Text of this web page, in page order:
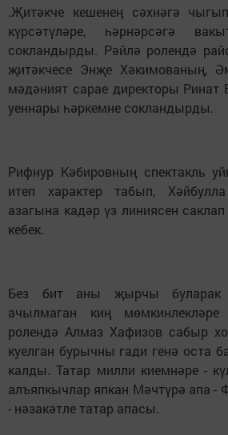
.Җитәкче кешенең сәхнәгә
күрсәтүләре, һәрнәрсәгә
сокландырды. Рәйлә ролендә
җитәкчесе Энҗе Хәкимованың,
мәдәният сарае директоры Ринат
уеннары һәркемне сокландырды.
Рифнур Кәбировның спектакль
итеп характер табып,
азагына кадәр үз линиясен
кебек.
Без бит аны җырчы буларак
ачылмаган киң
ролендә Алмаз Хафизов сабыр
куелган бурычны гади генә оста
калды. Татар милли киемнәре -
алъяпкычлар япкан Мәчтүрә апа -
- нәзакәтле татар апасы.